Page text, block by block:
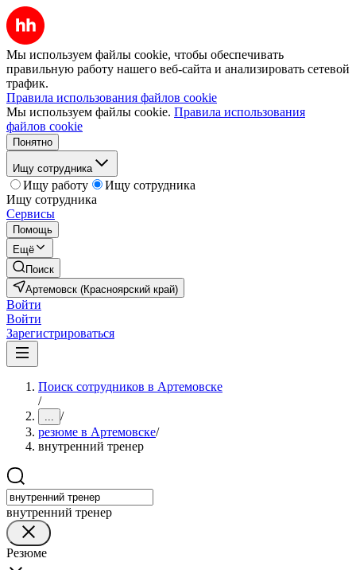
Мы используем файлы cookie, чтобы обеспечивать
правильную работу нашего веб-сайта и анализировать сетевой
трафик.
Правила использования файлов cookie
Мы используем файлы cookie. Правила использования
файлов cookie
Понятно
Ищу сотрудника
Ищу работу
Ищу сотрудника
Ищу сотрудника
Сервисы
Помощь
Ещё
Поиск
Артемовск (Красноярский край)
Войти
Войти
Зарегистрироваться
Поиск сотрудников в Артемовске
/
... /
резюме в Артемовске/
внутренний тренер
внутренний тренер
Резюме